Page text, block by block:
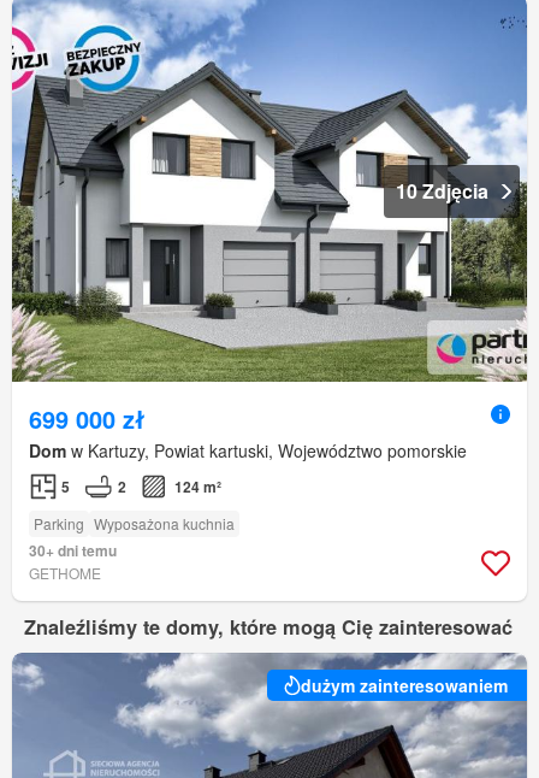
10 Zdjęcia
699 000 zł
Dom w Kartuzy, Powiat kartuski, Województwo pomorskie
5 2 124 m²
Parking Wyposażona kuchnia
30+ dni temu
GETHOME
Znaleźliśmy te domy, które mogą Cię zainteresować
dużym zainteresowaniem